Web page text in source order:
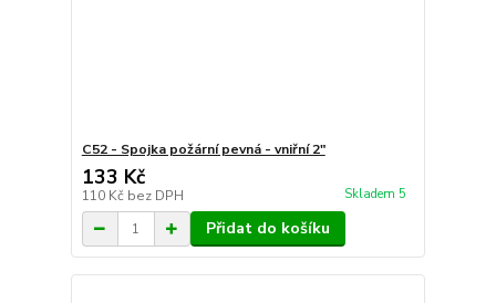
C52 - Spojka požární pevná - vniřní 2"
133 Kč
110 Kč bez DPH Skladem 5
Přidat do košíku